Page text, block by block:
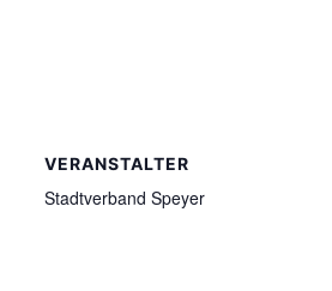
VERANSTALTER
Stadtverband Speyer